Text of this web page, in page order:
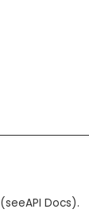
(seeAPI Docs).